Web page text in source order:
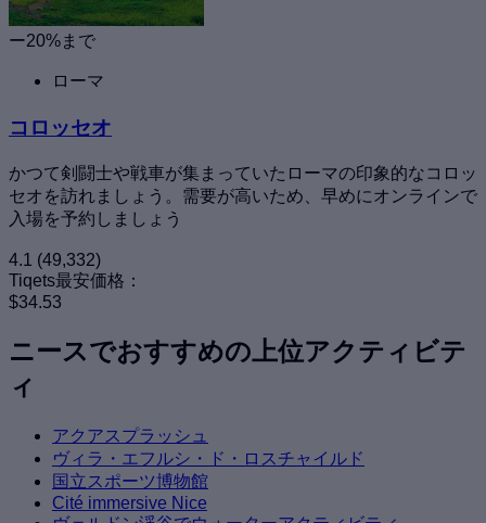
ー20%まで
ローマ
コロッセオ
かつて剣闘士や戦車が集まっていたローマの印象的なコロッ
セオを訪れましょう。需要が高いため、早めにオンラインで
入場を予約しましょう
4.1 (49,332)
Tiqets最安価格：
$34.53
ニースでおすすめの上位アクティビテ
ィ
アクアスプラッシュ
ヴィラ・エフルシ・ド・ロスチャイルド
国立スポーツ博物館
Cité immersive Nice